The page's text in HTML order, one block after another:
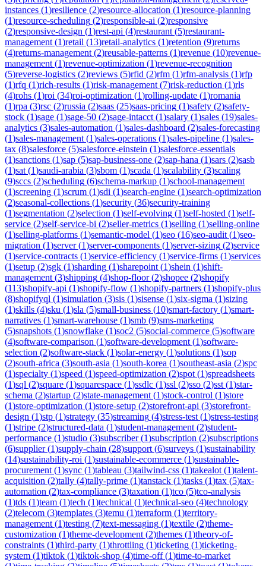
instances (1)resilience (2)resource-allocation (1)resource-planning
(1)resource-scheduling (2)responsible-ai (2)responsive
(2)responsive-design (1)rest-api (4)restaurant (5)restaurant-
management (1)retail (13)retail-analytics (1)retention (9)returns
(4)returns-management (2)reusable-patterns (1)revenue (10)revenue-
management (1)revenue-optimization (1)revenue-recognition
(5)reverse-logistics (2)reviews (5)rfid (2)rfm (1)rfm-analysis (1)rfp
(1)rfq (1)rich-results (1)risk-management (7)risk-reduction (1)rls
(4)rohs (1)roi (34)roi-optimization (1)rolling-update (1)romania
(1)rpa (3)rsc (2)russia (2)saas (25)saas-pricing (1)safety (2)safety-
stock (1)sage (1)sage-50 (2)sage-intacct (1)salary (1)sales (19)sales-
analytics (3)sales-automation (1)sales-dashboard (2)sales-forecasting
(1)sales-management (1)sales-operations (1)sales-pipeline (1)sales-
tax (8)salesforce (5)salesforce-einstein (1)salesforce-essentials
(1)sanctions (1)sap (5)sap-business-one (2)sap-hana (1)sars (2)sasb
(1)sat (1)saudi-arabia (3)sbom (1)scada (1)scalability (3)scaling
(9)sccs (2)scheduling (6)schema-markup (1)school-management
(1)screening (1)scrum (1)sdi (1)search-engine (1)search-optimization
(2)seasonal-collections (1)security (36)security-training
(1)segmentation (2)selection (1)self-evolving (1)self-hosted (1)self-
service (2)self-service-bi (2)seller-metrics (1)selling (1)selling-online
(1)selling-platforms (1)semantic-model (1)seo (16)seo-audit (1)seo-
migration (1)server(1)server-components (1)server-sizing (2)service
(1)service-contracts (1)service-efficiency (1)service-firms (1)services
(1)setup (2)sgk (1)sharding (1)sharepoint (1)shein (1)shift-
management (3)shipping (4)shop-floor(2)shopee (2)shopify
(113)shopify-api (1)shopify-flow (1)shopify-partners (1)shopify-plus
(8)shopifyql (1)simulation (3)sis (1)sisense (1)six-sigma (1)sizing
(1)skills (4)sku (1)sla (5)small-business (10)smart-factory (1)smart-
narratives (1)smart-warehouse (1)smb (9)sms-marketing
(5)snapshots (1)snowflake (1)soc2 (5)social-commerce (5)software
(4)software-comparison (1)software-development (1)software-
selection (2)software-stack (1)solar-energy (1)solutions (1)sop
(2)south-africa (3)south-asia (1)south-korea (1)southeast-asia (2)spc
(1)specialty (1)speed (1)speed-optimization (2)spot (1)spreadsheets
(1)sql (2)square (1)squarespace (1)ssdlc (1)ssl (2)sso (2)sst (1)star-
schema (2)startup (2)state-management (1)stock-control (1)store
(1)store-optimization (1)store-setup (2)storefront-api (3)storefront-
design (1)stp (1)strategy (35)streaming (4)stress-test (1)stress-testing
(1)stripe (2)structured-data (1)student-management (2)student-
performance (1)studio (3)subscriber(1)subscription (2)subscriptions
(6)supplier(1)supply-chain (28)support (6)surveys (1)sustainability
(14)sustainability-roi (1)sustainable-ecommerce (1)sustainable-
procurement (1)sync (1)tableau (3)tailwind-css (1)takealot (1)talent-
acquisition (2)tally (4)tally-prime (1)tanstack (1)tasks (1)tax (5)tax-
automation (2)tax-compliance (3)taxation (1)tco (5)tco-analysis
(1)tds (1)team (1)tech (1)technical (1)technical-seo (4)technology
(2)telecom (3)templates (3)temu (1)terraform (1)territory-
management (1)testing (7)text-messaging (1)textile (2)theme-
customization (1)theme-development (2)themes (1)theory-of-
constraints (1)third-party (1)throttling (1)ticketing (1)ticketing-
system (1)tiktok (1)tiktok-shop (4)time-off(1)time-to-market